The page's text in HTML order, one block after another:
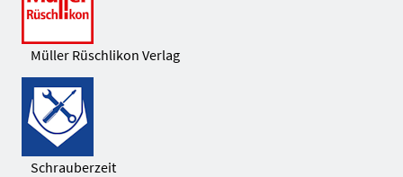
Müller Rüschlikon Verlag
Schrauberzeit